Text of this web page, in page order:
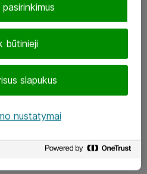
būtinieji
slapukus
nustatymai